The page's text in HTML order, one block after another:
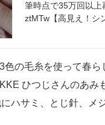
筆時点で35万回以
ztMTw【高見え！シ
の毛糸を使って春ら
ひつじさんのあ
にハサミ、とじ針、メ